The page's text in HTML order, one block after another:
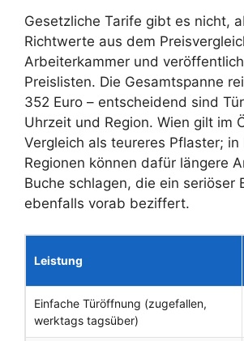
Gesetzliche Tarife gibt es nicht,
Richtwerte aus dem
Arbeiterkammer und
Preislisten. Die Gesamtspanne
352 Euro – entscheidend sind
Uhrzeit und Region. Wien gilt im
Vergleich als teureres Pflaster; in
Regionen können dafür längere
Buche schlagen, die ein seriöser
ebenfalls vorab beziffert.
Leistung
Einfache Türöffnung (zugefallen,
werktags tagsüber)